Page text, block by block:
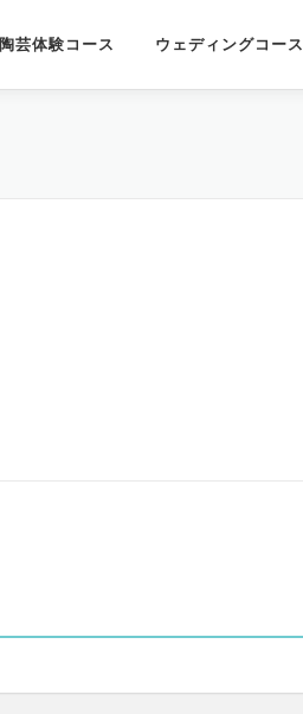
陶芸体験コース ウェディングコース